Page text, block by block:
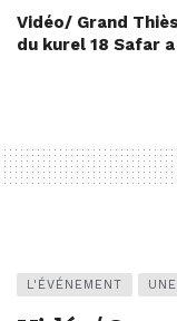
Vidéo/ Grand
du kurel 18 Safar
L'ÉVÉNEMENT